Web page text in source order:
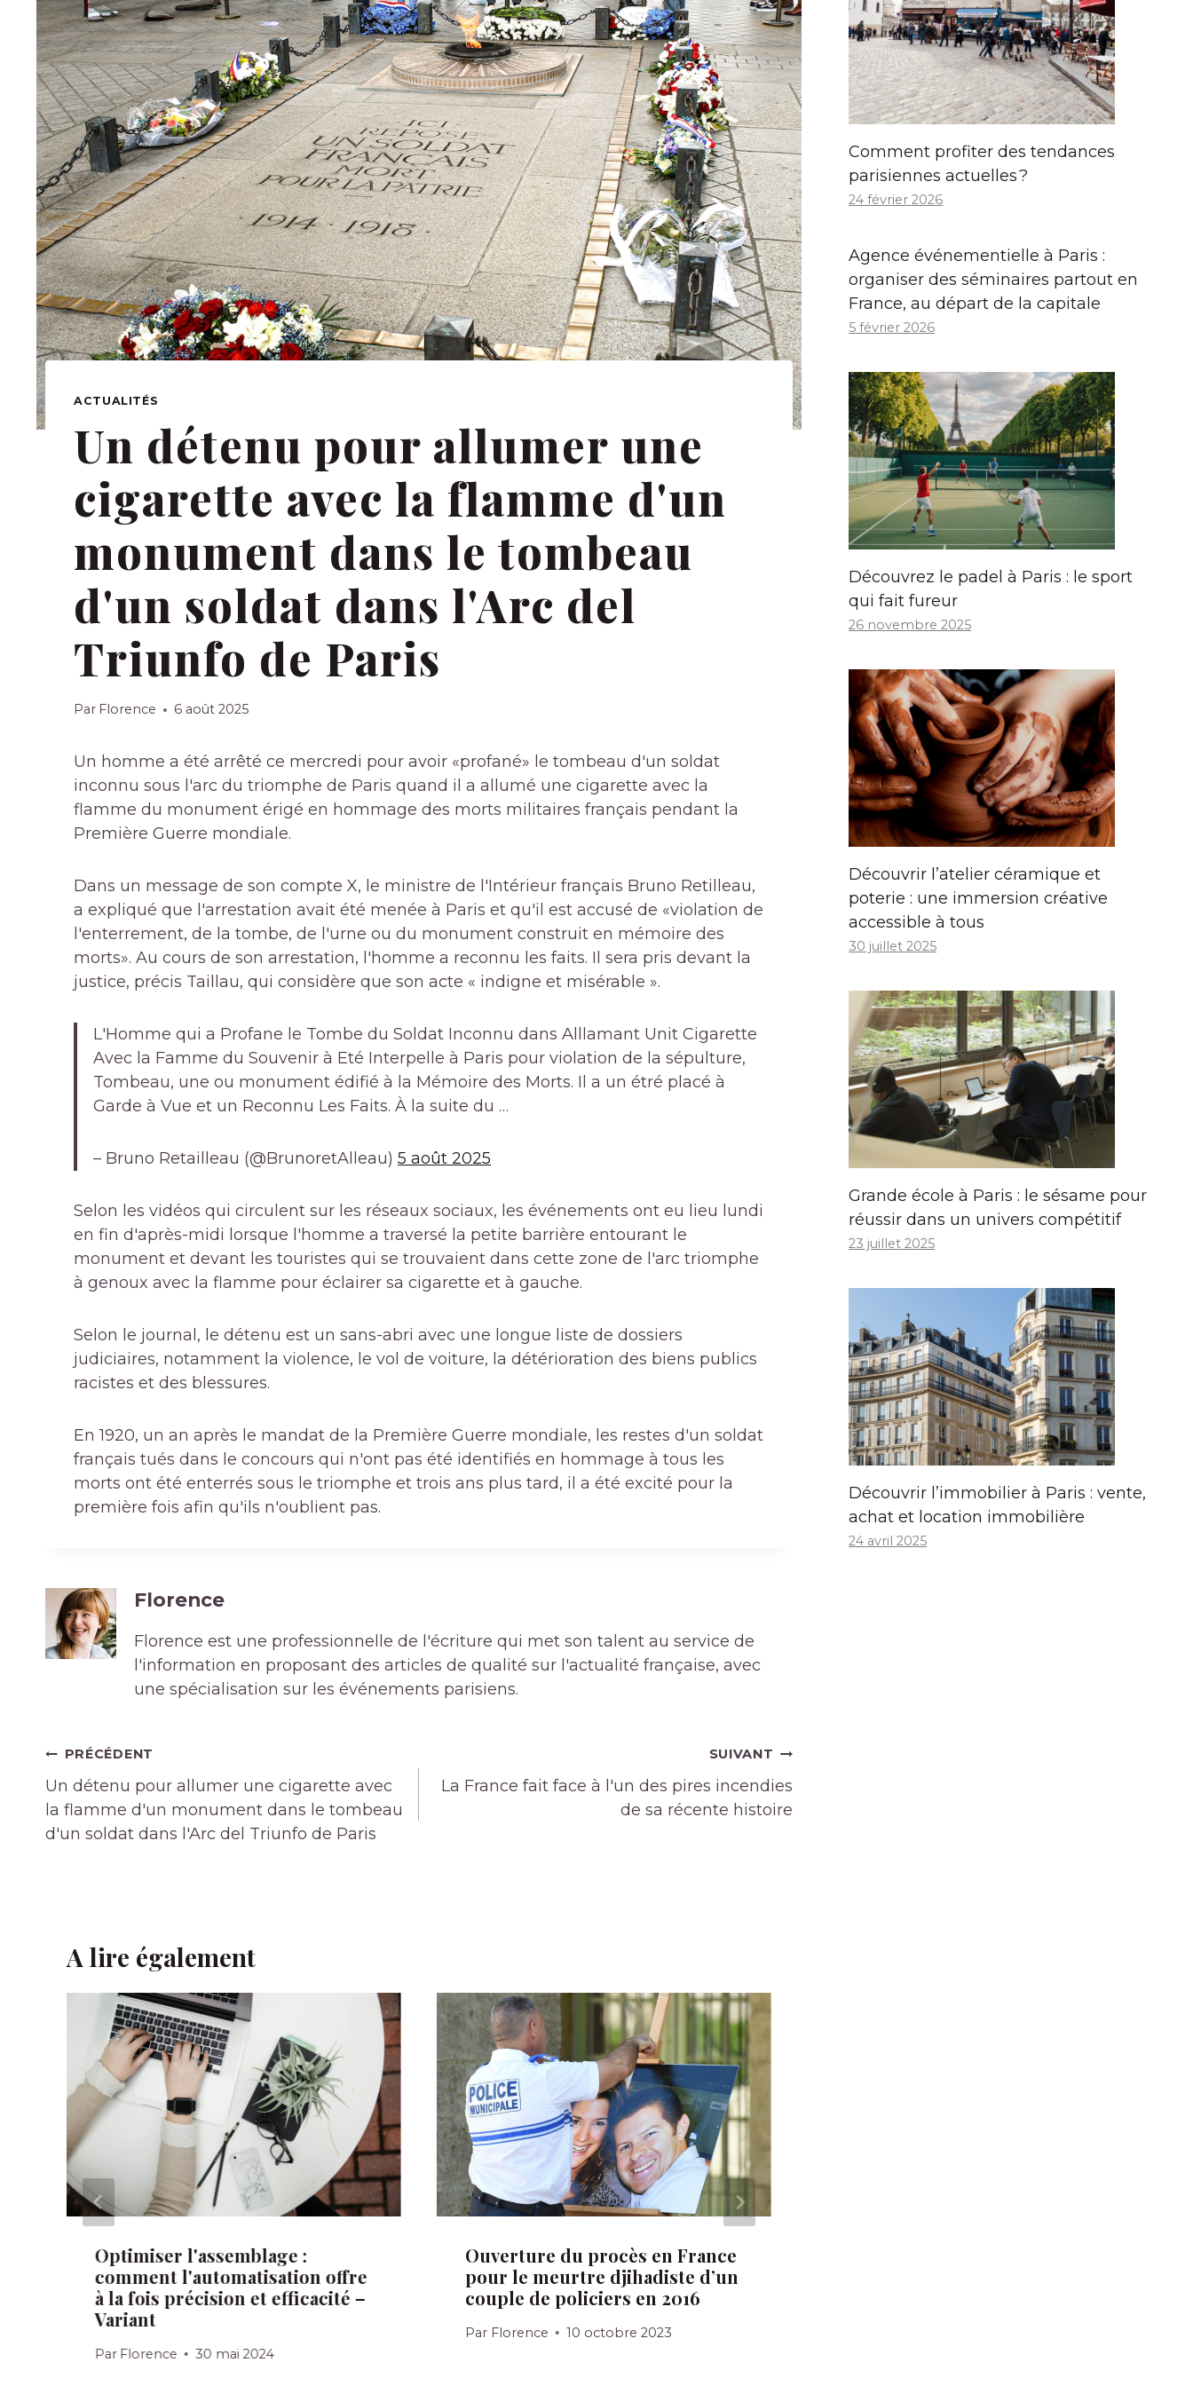
ACTUALITÉS
Un détenu pour allumer une
cigarette avec la flamme d'un
monument dans le tombeau
d'un soldat dans l'Arc del
Triunfo de Paris
Par Florence 6 août 2025
Un homme a été arrêté ce mercredi pour avoir «profané» le tombeau d'un soldat
inconnu sous l'arc du triomphe de Paris quand il a allumé une cigarette avec la
flamme du monument érigé en hommage des morts militaires français pendant la
Première Guerre mondiale.
Dans un message de son compte X, le ministre de l'Intérieur français Bruno Retilleau,
a expliqué que l'arrestation avait été menée à Paris et qu'il est accusé de «violation de
l'enterrement, de la tombe, de l'urne ou du monument construit en mémoire des
morts». Au cours de son arrestation, l'homme a reconnu les faits. Il sera pris devant la
justice, précis Taillau, qui considère que son acte « indigne et misérable ».
L'Homme qui a Profane le Tombe du Soldat Inconnu dans Alllamant Unit Cigarette
Avec la Famme du Souvenir à Eté Interpelle à Paris pour violation de la sépulture,
Tombeau, une ou monument édifié à la Mémoire des Morts. Il a un étré placé à
Garde à Vue et un Reconnu Les Faits. À la suite du …
– Bruno Retailleau (@BrunoretAlleau) 5 août 2025
Selon les vidéos qui circulent sur les réseaux sociaux, les événements ont eu lieu lundi
en fin d'après-midi lorsque l'homme a traversé la petite barrière entourant le
monument et devant les touristes qui se trouvaient dans cette zone de l'arc triomphe
à genoux avec la flamme pour éclairer sa cigarette et à gauche.
Selon le journal, le détenu est un sans-abri avec une longue liste de dossiers
judiciaires, notamment la violence, le vol de voiture, la détérioration des biens publics
racistes et des blessures.
En 1920, un an après le mandat de la Première Guerre mondiale, les restes d'un soldat
français tués dans le concours qui n'ont pas été identifiés en hommage à tous les
morts ont été enterrés sous le triomphe et trois ans plus tard, il a été excité pour la
première fois afin qu'ils n'oublient pas.
Florence
Florence est une professionnelle de l'écriture qui met son talent au service de
l'information en proposant des articles de qualité sur l'actualité française, avec
une spécialisation sur les événements parisiens.
Navigation
de
l’article
PRÉCÉDENT
Un détenu pour allumer une cigarette avec
la flamme d'un monument dans le tombeau
d'un soldat dans l'Arc del Triunfo de Paris
SUIVANT
La France fait face à l'un des pires incendies
de sa récente histoire
A lire également
Optimiser l'assemblage :
comment l'automatisation offre
à la fois précision et efficacité –
Variant
Par Florence 30 mai 2024
Ouverture du procès en France
pour le meurtre djihadiste d’un
couple de policiers en 2016
Par Florence 10 octobre 2023
Comment profiter des tendances
parisiennes actuelles ?
24 février 2026
Agence événementielle à Paris :
organiser des séminaires partout en
France, au départ de la capitale
5 février 2026
Découvrez le padel à Paris : le sport
qui fait fureur
26 novembre 2025
Découvrir l’atelier céramique et
poterie : une immersion créative
accessible à tous
30 juillet 2025
Grande école à Paris : le sésame pour
réussir dans un univers compétitif
23 juillet 2025
Découvrir l’immobilier à Paris : vente,
achat et location immobilière
24 avril 2025